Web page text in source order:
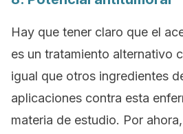
Hay que tener claro que el
es un tratamiento alternativo
igual que otros ingredientes
aplicaciones contra esta
materia de estudio. Por